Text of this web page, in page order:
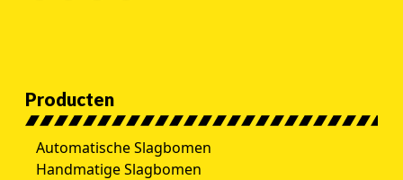
Producten
Automatische Slagbomen
Handmatige Slagbomen